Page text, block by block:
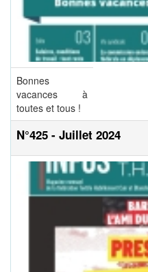
Bonnes
vacances à
toutes et tous !
N°425 - Juillet 2024